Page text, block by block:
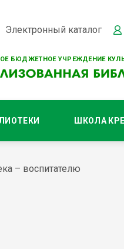
БЮДЖЕТНОЕ УЧРЕЖДЕНИЕ
Электронный каталог
ШКОЛА
– воспитателю